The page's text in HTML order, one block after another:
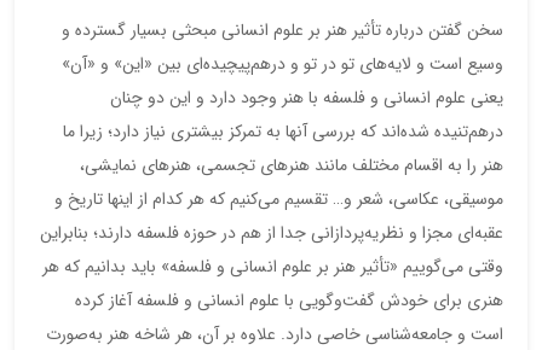
سخن گفتن درباره تأثیر هنر بر علوم انسانی مبحثی بسیار گسترده و
وسیع است و لایه‌های تو در تو و درهم‌پیچیده‌ای بین «این» و «آن»
یعنی علوم انسانی و فلسفه با هنر وجود دارد و این دو چنان
درهم‌تنیده شده‌اند که بررسی آنها به تمرکز بیشتری نیاز دارد؛ زیرا ما
هنر را به اقسام مختلف مانند هنرهای تجسمی، هنرهای نمایشی،
موسیقی، عکاسی، شعر و… تقسیم می‌کنیم که هر کدام از اینها تاریخ و
عقبه‌ای مجزا و نظریه‌پردازانی جدا از هم در حوزه فلسفه دارند؛ بنابراین
وقتی می‌گوییم «تأثیر هنر بر علوم انسانی و فلسفه» باید بدانیم که هر
هنری برای خودش گفت‌وگویی با علوم انسانی و فلسفه آغاز کرده
است و جامعه‌شناسی خاصی دارد. علاوه بر آن، هر شاخه هنر به‌صورت